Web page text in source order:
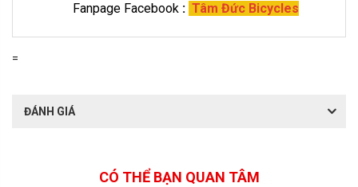
Fanpage Facebook: Tâm Đức Bicycles
=
ĐÁNH GIÁ
CÓ THỂ BẠN QUAN TÂM